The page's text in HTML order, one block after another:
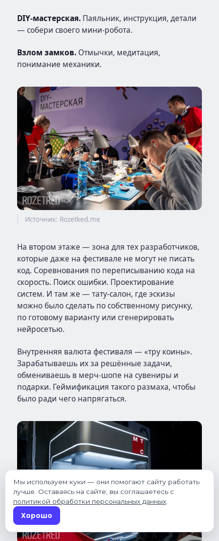
DIY-мастерская. Паяльник, инструкция, детали
— собери своего мини-робота.
Взлом замков. Отмычки, медитация,
понимание механики.
Источник: Rozetked.me
На втором этаже — зона для тех разработчиков,
которые даже на фестивале не могут не писать
код. Соревнования по переписыванию кода на
скорость. Поиск ошибки. Проектирование
систем. И там же — тату-салон, где эскизы
можно было сделать по собственному рисунку,
по готовому варианту или сгенерировать
нейросетью.
Внутренняя валюта фестиваля — «тру коины».
Зарабатываешь их за решённые задачи,
обмениваешь в мерч-шопе на сувениры и
подарки. Геймификация такого размаха, чтобы
было ради чего напрягаться.
Мы используем куки — они помогают сайту работать
лучше. Оставаясь на сайте, вы соглашаетесь с
политикой обработки персональных данных
Хорошо